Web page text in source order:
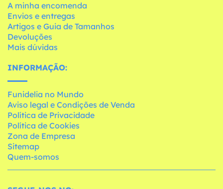
A minha encomenda
Envios e entregas
Artigos e Guia de Tamanhos
Devoluções
Mais dúvidas
INFORMAÇÃO:
Funidelia no Mundo
Aviso legal e Condições de Venda
Política de Privacidade
Política de Cookies
Zona de Empresa
Sitemap
Quem-somos